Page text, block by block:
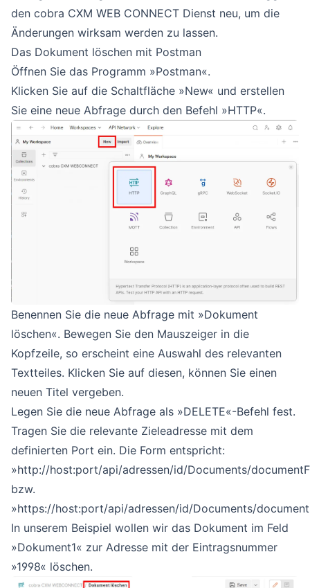
den cobra CXM WEB CONNECT Dienst neu, um die
Änderungen wirksam werden zu lassen.
Das Dokument löschen mit Postman
Öffnen Sie das Programm »Postman«.
Klicken Sie auf die Schaltfläche »New« und erstellen
Sie eine neue Abfrage durch den Befehl »HTTP«.
Benennen Sie die neue Abfrage mit »Dokument
löschen«. Bewegen Sie den Mauszeiger in die
Kopfzeile, so erscheint eine Auswahl des relevanten
Textteiles. Klicken Sie auf diesen, können Sie einen
neuen Titel vergeben.
Legen Sie die neue Abfrage als »DELETE«-Befehl fest.
Tragen Sie die relevante Zieleadresse mit dem
definierten Port ein. Die Form entspricht:
»http://host:port/api/adressen/id/Documents/
bzw.
»https://host:port/api/adressen/id/Documents/
In unserem Beispiel wollen wir das Dokument im Feld
»Dokument1« zur Adresse mit der Eintragsnummer
»1998« löschen.